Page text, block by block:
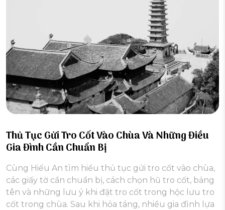
Thủ Tục Gửi Tro Cốt Vào Chùa Và Những Điều
Gia Đình Cần Chuẩn Bị
Cùng Hiếu An tìm hiểu thủ tục gửi tro cốt vào chùa,
các giấy tờ cần chuẩn bị, cách chọn hũ tro cốt, bảng
tên và những lưu ý khi đặt tro cốt trong hộc lưu tro
cốt trong chùa. Sau khi hỏa táng, nhiều gia đình lựa